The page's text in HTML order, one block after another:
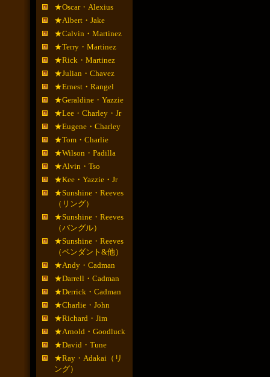
★Oscar・Alexius
★Albert・Jake
★Calvin・Martinez
★Terry・Martinez
★Rick・Martinez
★Julian・Chavez
★Ernest・Rangel
★Geraldine・Yazzie
★Lee・Charley・Jr
★Eugene・Charley
★Tom・Charlie
★Wilson・Padilla
★Alvin・Tso
★Kee・Yazzie・Jr
★Sunshine・Reeves
（リング）
★Sunshine・Reeves
（バングル）
★Sunshine・Reeves
（ペンダント&他）
★Andy・Cadman
★Darrell・Cadman
★Derrick・Cadman
★Charlie・John
★Richard・Jim
★Arnold・Goodluck
★David・Tune
★Ray・Adakai（リ
ング）